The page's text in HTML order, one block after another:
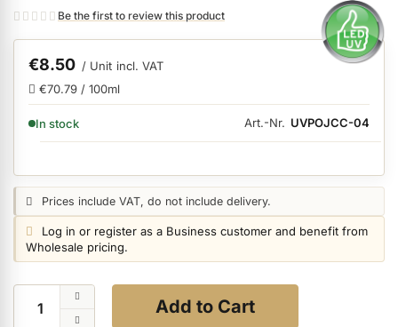
Nail Polish and Liquids anzeigen
Nail Art anzeigen
Hygiene anzeigen
the
images
gallery
Be the first to review this product
€8.50 / Unit incl. VAT
€70.79 / 100ml
AVAILABILITY:
In stock Art.-Nr. UVPOJCC-04
Price notice:
Prices include VAT, do not include delivery.
Login notice:
Log in or register as a Business customer and benefit from
Wholesale pricing.
Add to Cart